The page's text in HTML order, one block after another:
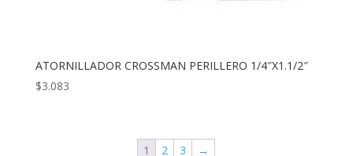
ATORNILLADOR CROSSMAN PERILLERO 1/4″X1.1/2″
$3.083
1 2 3 →